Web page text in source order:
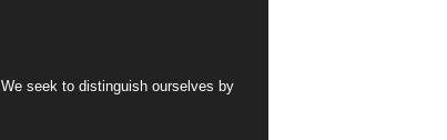
seek to distinguish ourselves by